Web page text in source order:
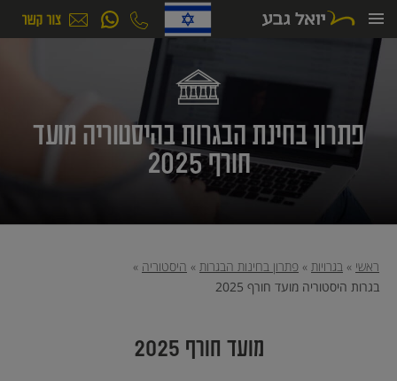
לתוכן
פתרון בחינת הבגרות בהיסטוריה מועד
חורף 2025
ראשי » בגרויות » פתרון בחינות הבגרות » היסטוריה »
בגרות היסטוריה מועד חורף 2025
מועד חורף 2025